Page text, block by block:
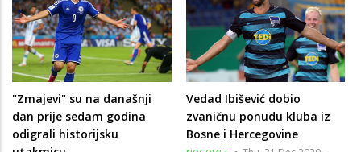
"Zmajevi" su na današnji
dan prije sedam godina
odigrali historijsku
Vedad Ibišević dobio
zvaničnu ponudu kluba iz
Bosne i Hercegovine